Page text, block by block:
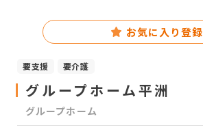
お気に入り登録
要支援 要介護
グループホーム平洲
グループホーム